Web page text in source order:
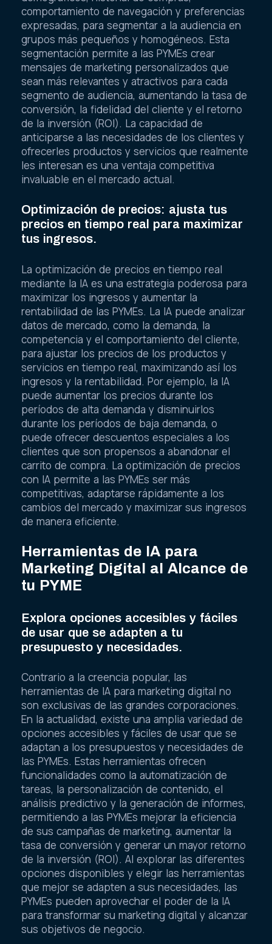
comportamiento de navegación y preferencias
expresadas, para segmentar a la audiencia en
grupos más pequeños y homogéneos. Esta
segmentación permite a las PYMEs crear
mensajes de marketing personalizados que
sean más relevantes y atractivos para cada
segmento de audiencia, aumentando la tasa de
conversión, la fidelidad del cliente y el retorno
de la inversión (ROI). La capacidad de
anticiparse a las necesidades de los clientes y
ofrecerles productos y servicios que realmente
les interesan es una ventaja competitiva
invaluable en el mercado actual.
Optimización de precios: ajusta tus
precios en tiempo real para maximizar
tus ingresos.
La optimización de precios en tiempo real
mediante la IA es una estrategia poderosa para
maximizar los ingresos y aumentar la
rentabilidad de las PYMEs. La IA puede analizar
datos de mercado, como la demanda, la
competencia y el comportamiento del cliente,
para ajustar los precios de los productos y
servicios en tiempo real, maximizando así los
ingresos y la rentabilidad. Por ejemplo, la IA
puede aumentar los precios durante los
períodos de alta demanda y disminuirlos
durante los períodos de baja demanda, o
puede ofrecer descuentos especiales a los
clientes que son propensos a abandonar el
carrito de compra. La optimización de precios
con IA permite a las PYMEs ser más
competitivas, adaptarse rápidamente a los
cambios del mercado y maximizar sus ingresos
de manera eficiente.
Herramientas de IA para
Marketing Digital al Alcance de
tu PYME
Explora opciones accesibles y fáciles
de usar que se adapten a tu
presupuesto y necesidades.
Contrario a la creencia popular, las
herramientas de IA para marketing digital no
son exclusivas de las grandes corporaciones.
En la actualidad, existe una amplia variedad de
opciones accesibles y fáciles de usar que se
adaptan a los presupuestos y necesidades de
las PYMEs. Estas herramientas ofrecen
funcionalidades como la automatización de
tareas, la personalización de contenido, el
análisis predictivo y la generación de informes,
permitiendo a las PYMEs mejorar la eficiencia
de sus campañas de marketing, aumentar la
tasa de conversión y generar un mayor retorno
de la inversión (ROI). Al explorar las diferentes
opciones disponibles y elegir las herramientas
que mejor se adapten a sus necesidades, las
PYMEs pueden aprovechar el poder de la IA
para transformar su marketing digital y alcanzar
sus objetivos de negocio.